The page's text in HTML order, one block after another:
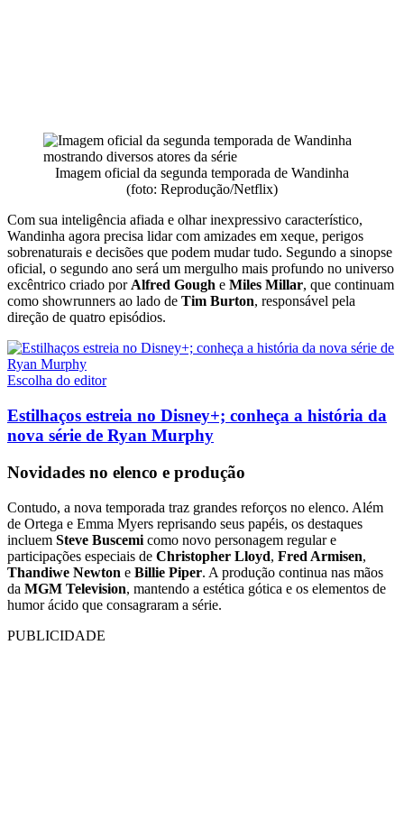
Imagem oficial da segunda temporada de Wandinha
(foto: Reprodução/Netflix)
Com sua inteligência afiada e olhar inexpressivo característico,
Wandinha agora precisa lidar com amizades em xeque, perigos
sobrenaturais e decisões que podem mudar tudo. Segundo a sinopse
oficial, o segundo ano será um mergulho mais profundo no universo
excêntrico criado por Alfred Gough e Miles Millar, que continuam
como showrunners ao lado de Tim Burton, responsável pela
direção de quatro episódios.
Escolha do editor
Estilhaços estreia no Disney+; conheça a história da
nova série de Ryan Murphy
Novidades no elenco e produção
Contudo, a nova temporada traz grandes reforços no elenco. Além
de Ortega e Emma Myers reprisando seus papéis, os destaques
incluem Steve Buscemi como novo personagem regular e
participações especiais de Christopher Lloyd, Fred Armisen,
Thandiwe Newton e Billie Piper. A produção continua nas mãos
da MGM Television, mantendo a estética gótica e os elementos de
humor ácido que consagraram a série.
PUBLICIDADE